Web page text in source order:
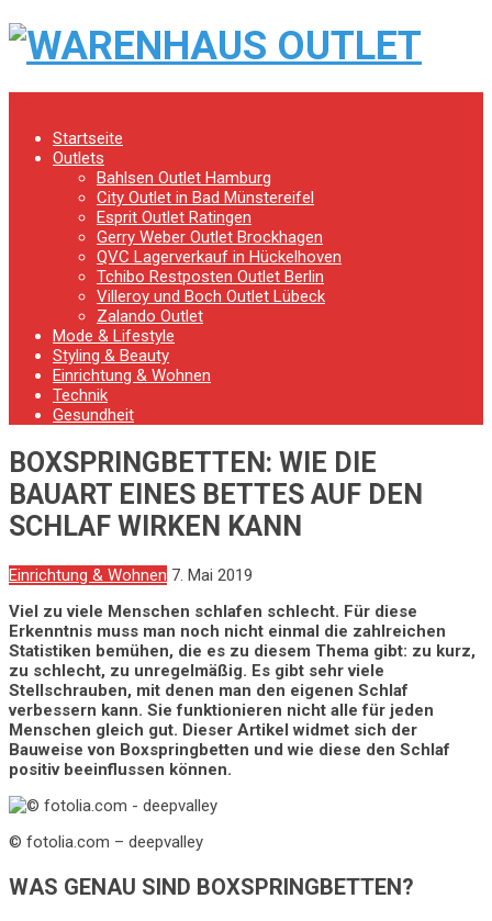
Startseite
Outlets
Bahlsen Outlet Hamburg
City Outlet in Bad Münstereifel
Esprit Outlet Ratingen
Gerry Weber Outlet Brockhagen
QVC Lagerverkauf in Hückelhoven
Tchibo Restposten Outlet Berlin
Villeroy und Boch Outlet Lübeck
Zalando Outlet
Mode & Lifestyle
Styling & Beauty
Einrichtung & Wohnen
Technik
Gesundheit
BOXSPRINGBETTEN: WIE DIE
BAUART EINES BETTES AUF DEN
SCHLAF WIRKEN KANN
Einrichtung & Wohnen 7. Mai 2019
Viel zu viele Menschen schlafen schlecht. Für diese
Erkenntnis muss man noch nicht einmal die zahlreichen
Statistiken bemühen, die es zu diesem Thema gibt: zu kurz,
zu schlecht, zu unregelmäßig. Es gibt sehr viele
Stellschrauben, mit denen man den eigenen Schlaf
verbessern kann. Sie funktionieren nicht alle für jeden
Menschen gleich gut. Dieser Artikel widmet sich der
Bauweise von Boxspringbetten und wie diese den Schlaf
positiv beeinflussen können.
© fotolia.com – deepvalley
WAS GENAU SIND BOXSPRINGBETTEN?